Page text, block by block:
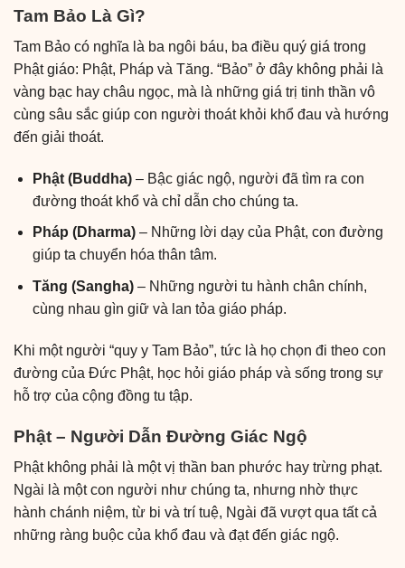
Tam Bảo Là Gì?
Tam Bảo có nghĩa là ba ngôi báu, ba điều quý giá trong
Phật giáo: Phật, Pháp và Tăng. “Bảo” ở đây không phải là
vàng bạc hay châu ngọc, mà là những giá trị tinh thần vô
cùng sâu sắc giúp con người thoát khỏi khổ đau và hướng
đến giải thoát.
Phật (Buddha)– Bậc giác ngộ, người đã tìm ra con
đường thoát khổ và chỉ dẫn cho chúng ta.
Pháp (Dharma)– Những lời dạy của Phật, con đường
giúp ta chuyển hóa thân tâm.
Tăng (Sangha)– Những người tu hành chân chính,
cùng nhau gìn giữ và lan tỏa giáo pháp.
Khi một người “quy y Tam Bảo”, tức là họ chọn đi theo con
đường của Đức Phật, học hỏi giáo pháp và sống trong sự
hỗ trợ của cộng đồng tu tập.
Phật – Người Dẫn Đường Giác Ngộ
Phật không phải là một vị thần ban phước hay trừng phạt.
Ngài là một con người như chúng ta, nhưng nhờ thực
hành chánh niệm, từ bi và trí tuệ, Ngài đã vượt qua tất cả
những ràng buộc của khổ đau và đạt đến giác ngộ.